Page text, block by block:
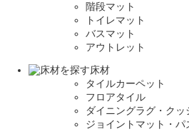
階段マット
トイレマット
バスマット
アウトレット
床材
タイルカーペット
フロアタイル
ダイニングラグ・クッ
ジョイントマット・パ